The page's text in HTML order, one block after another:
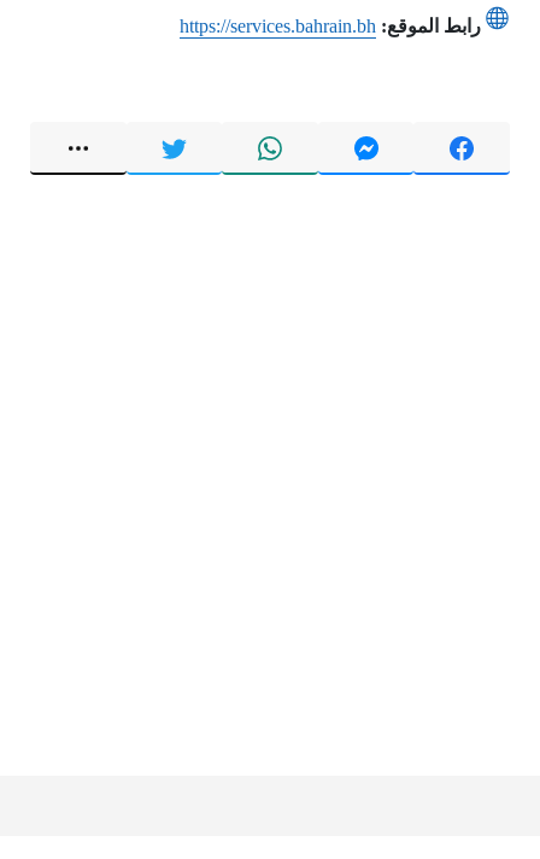
رابط الموقع: https://services.bahrain.bh